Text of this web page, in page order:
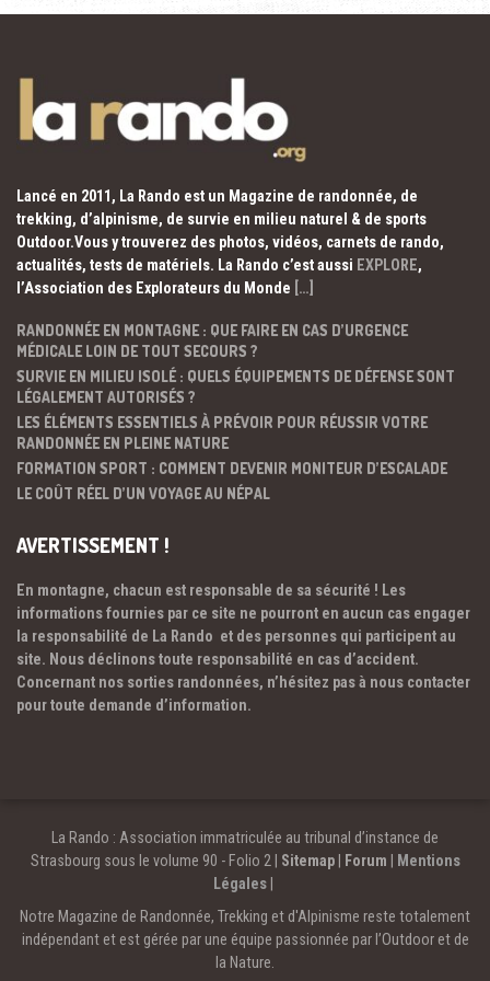
Lancé en 2011, La Rando est un Magazine de randonnée, de
trekking, d’alpinisme, de survie en milieu naturel & de sports
Outdoor.Vous y trouverez des photos, vidéos, carnets de rando,
actualités, tests de matériels. La Rando c’est aussi EXPLORE,
l’Association des Explorateurs du Monde […]
RANDONNÉE EN MONTAGNE : QUE FAIRE EN CAS D’URGENCE
MÉDICALE LOIN DE TOUT SECOURS ?
SURVIE EN MILIEU ISOLÉ : QUELS ÉQUIPEMENTS DE DÉFENSE SONT
LÉGALEMENT AUTORISÉS ?
LES ÉLÉMENTS ESSENTIELS À PRÉVOIR POUR RÉUSSIR VOTRE
RANDONNÉE EN PLEINE NATURE
FORMATION SPORT : COMMENT DEVENIR MONITEUR D’ESCALADE
LE COÛT RÉEL D’UN VOYAGE AU NÉPAL
AVERTISSEMENT !
En montagne, chacun est responsable de sa sécurité ! Les
informations fournies par ce site ne pourront en aucun cas engager
la responsabilité de La Rando et des personnes qui participent au
site. Nous déclinons toute responsabilité en cas d’accident.
Concernant nos sorties randonnées, n’hésitez pas à nous contacter
pour toute demande d’information.
La Rando : Association immatriculée au tribunal d’instance de
Strasbourg sous le volume 90 - Folio 2 | Sitemap| Forum
Mentions
Légales
Notre Magazine de Randonnée, Trekking et d'Alpinisme reste totalement
indépendant et est gérée par une équipe passionnée par l’Outdoor et de
la Nature.